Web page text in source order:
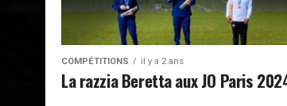
COMPÉTITIONS il y a 2 ans
La razzia Beretta aux JO Paris